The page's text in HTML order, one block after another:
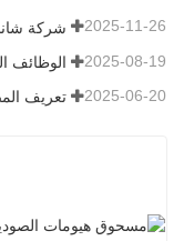
2025-11-26
2025-08-19
2025-06-20